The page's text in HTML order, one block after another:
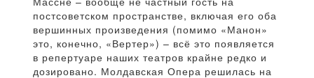
постсоветском пространстве, включая его оба
вершинных произведения (помимо «Манон»
это, конечно, «Вертер») – всё это появляется
в репертуаре наших театров крайне редко и
дозировано. Молдавская Опера решилась на